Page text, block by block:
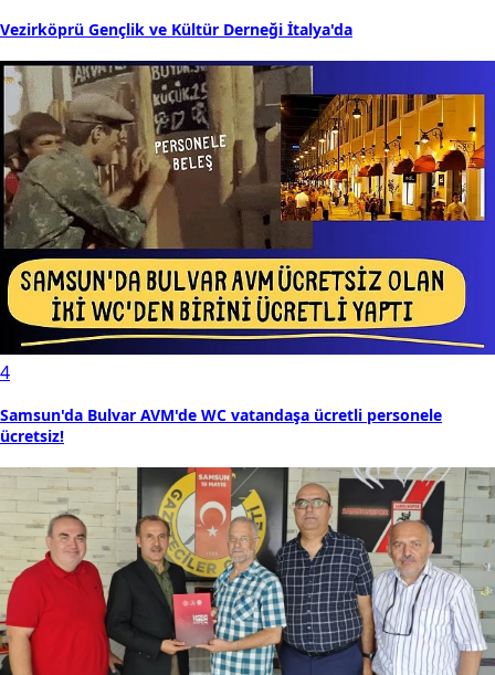
Vezirköprü Gençlik ve Kültür Derneği İtalya'da
4
Samsun'da Bulvar AVM'de WC vatandaşa ücretli personele
ücretsiz!